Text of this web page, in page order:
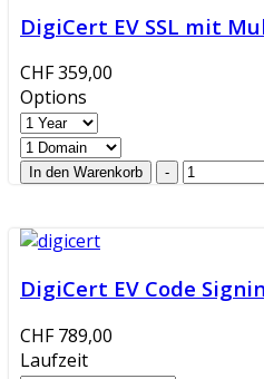
DigiCert EV SSL mit
CHF 359,00
Options
DigiCert EV Code
CHF 789,00
Laufzeit